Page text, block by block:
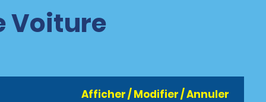
Voiture
Afficher / Modifier / Annuler